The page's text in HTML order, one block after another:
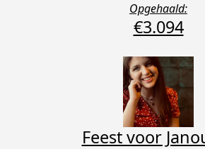
Opgehaald:
€3.094
Feest voor